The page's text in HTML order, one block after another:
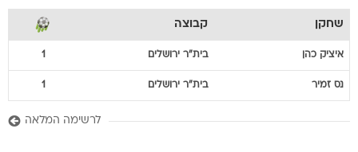
שחקן קבוצה
איציק כהן בית"ר ירושלים 1
נס זמיר בית"ר ירושלים 1
לרשימה המלאה